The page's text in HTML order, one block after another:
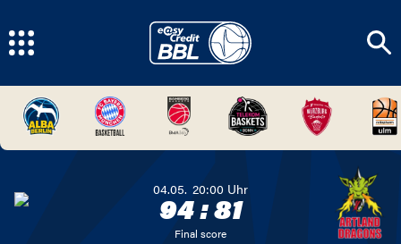
04.05. 20:00 Uhr
94:81
Final score